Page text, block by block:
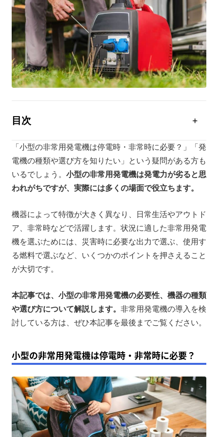
目次
小型・大型の非常用発電機｜それぞれの違い
非常用発電機の種類｜家庭用・業務用
非常用発電機の選び方｜意識すべき3つのポイント
併用がおすすめ
まとめ
「小型の非常用発電機は停電時・非常時に必要？」「発
電機の種類や選び方を知りたい」という疑問がある方も
いるでしょう。 小型の非常用発電機は発電力が劣ると思
われがちですが、実際には多くの場面で役立ちます。
機器によって特徴が大きく異なり、日常生活やアウトド
ア、非常時などで活躍します。状況に適した非常用発電
機を選ぶためには、災害時に必要な出力で選ぶ、使用す
る燃料で選ぶなど、いくつかのポイントを押さえること
が大切です。
本記事では、小型の非常用発電機の必要性、機器の種類
や選び方について解説します。 非常用発電機の導入を検
討している方は、ぜひ本記事を最後までご覧ください。
小型の非常用発電機は停電時・非常時に必要？